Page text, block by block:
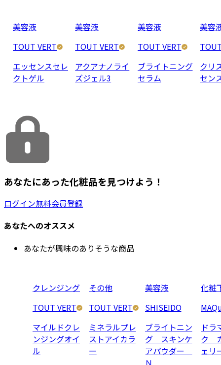
美容液
TOUT VERT
エッセンスセレ
クトゲル
美容液
TOUT VERT
アクアナノライ
ズジェル3
美容液
TOUT VERT
ブライトニング
セラム
美容
クリ
セン
あなたにあった化粧品を見つけよう！
ログイン無料会員登録
あなたへのオススメ
あなたが興味のありそうな商品
クレンジング
TOUT VERT
マイルドクレ
ンジングオイ
ル
その他
TOUT VERT
ミネラルプレ
ストアイカラ
ー
美容液
SHISEIDO
ブライトニン
グ スキンケ
アパウダー
Ｎ
化粧
ドラ
ク
ェ